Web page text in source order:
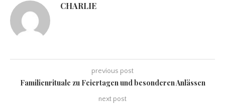
CHARLIE
previous post
Familienrituale zu Feiertagen und besonderen Anlässen
next post